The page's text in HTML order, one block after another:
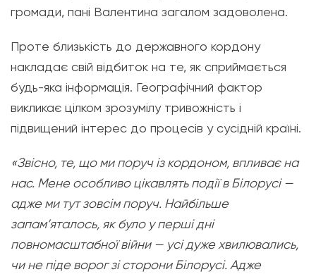
громади, пані Валентина загалом задоволена.
Проте близькість до державного кордону
накладає свій відбиток на те, як сприймається
будь-яка інформація. Географічний фактор
викликає цілком зрозумілу тривожність і
підвищений інтерес до процесів у сусідній країні.
«Звісно, те, що ми поруч із кордоном, впливає на
нас. Мене особливо цікавлять події в Білорусі —
адже ми тут зовсім поруч. Найбільше
запам’яталось, як було у перші дні
повномасштабної війни — усі дуже хвилювались,
чи не піде ворог зі сторони Білорусі. Адже